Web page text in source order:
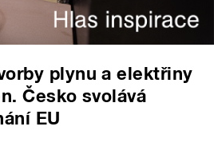
plynu a elektřiny
Česko svolává
EU